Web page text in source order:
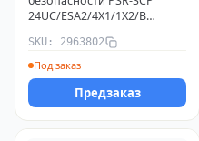
24UC/ESA2/4X1/1X2/B
SKU: 2963802
Под заказ
Предзаказ